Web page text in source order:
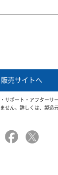
販売サイトへ
サポート・アフターサ
せん。詳しくは、製造